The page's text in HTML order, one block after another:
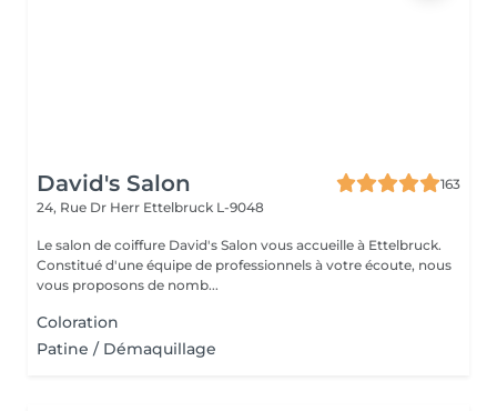
David's Salon
163
24, Rue Dr Herr Ettelbruck L-9048
Le salon de coiffure David's Salon vous accueille à Ettelbruck.
Constitué d'une équipe de professionnels à votre écoute, nous
vous proposons de nomb...
Coloration
Patine / Démaquillage